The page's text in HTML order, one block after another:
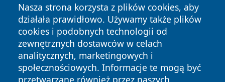
Nasza strona korzysta z plików cookies, aby
działała prawidłowo. Używamy także plików
cookies i podobnych technologii od
zewnętrznych dostawców w celach
analitycznych, marketingowych i
społecznościowych. Informacje te mogą być
przetwarzane również przez naszych
Copyright © 2026 olkuszonline.pl Wszystkie prawa